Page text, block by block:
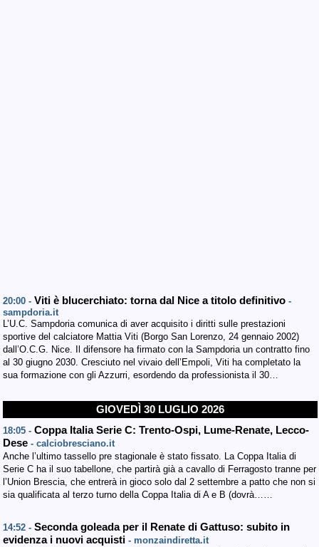
20:00 - Viti è blucerchiato: torna dal Nice a titolo definitivo -
sampdoria.it
L’U.C. Sampdoria comunica di aver acquisito i diritti sulle prestazioni
sportive del calciatore Mattia Viti (Borgo San Lorenzo, 24 gennaio 2002)
dall’O.C.G. Nice. Il difensore ha firmato con la Sampdoria un contratto fino
al 30 giugno 2030. Cresciuto nel vivaio dell’Empoli, Viti ha completato la
sua formazione con gli Azzurri, esordendo da professionista il 30…
GIOVEDÌ 30 LUGLIO 2026
18:05 - Coppa Italia Serie C: Trento-Ospi, Lume-Renate, Lecco-
Dese - calciobresciano.it
Anche l’ultimo tassello pre stagionale è stato fissato. La Coppa Italia di
Serie C ha il suo tabellone, che partirà già a cavallo di Ferragosto tranne per
l’Union Brescia, che entrerà in gioco solo dal 2 settembre a patto che non si
sia qualificata al terzo turno della Coppa Italia di A e B (dovrà……
14:52 - Seconda goleada per il Renate di Gattuso: subito in
evidenza i nuovi acquisti - monzaindiretta.it